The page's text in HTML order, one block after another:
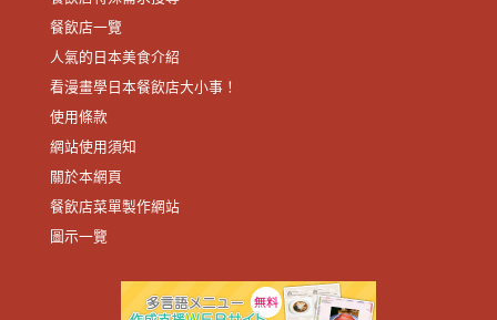
餐飲店一覽
人氣的日本美食介紹
看漫畫學日本餐飲店大小事！
使用條款
網站使用須知
關於本網頁
餐飲店菜單製作網站
圖示一覽